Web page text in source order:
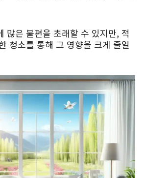
많은 불편을 초래할 수 있지만, 적
청소를 통해 그 영향을 크게 줄일